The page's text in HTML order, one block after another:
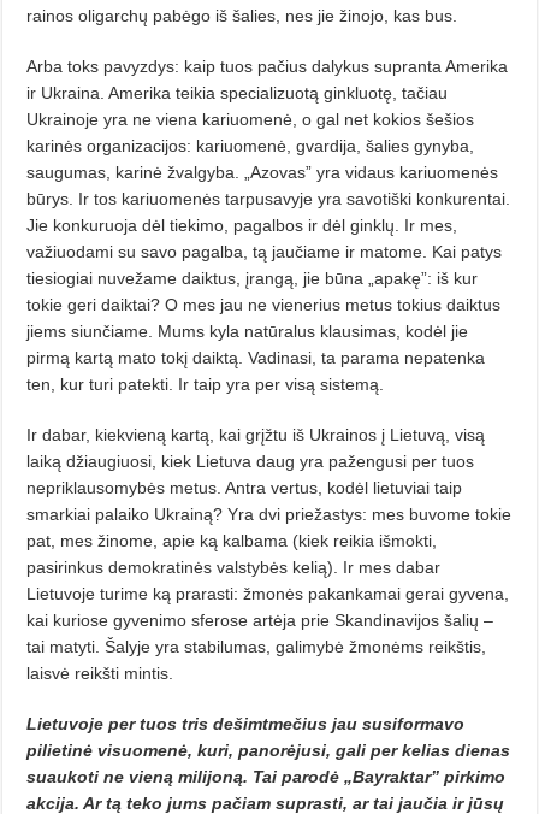
rainos oligarchų pabėgo iš šalies, nes jie žinojo, kas bus.
Arba toks pavyzdys: kaip tuos pačius dalykus supranta Amerika
ir Ukraina. Amerika teikia specializuotą ginkluotę, tačiau
Ukrainoje yra ne viena kariuomenė, o gal net kokios šešios
karinės organizacijos: kariuomenė, gvardija, šalies gynyba,
saugumas, karinė žvalgyba. „Azovas” yra vidaus kariuomenės
būrys. Ir tos kariuomenės tarpusavyje yra savotiški konkurentai.
Jie konkuruoja dėl tiekimo, pagalbos ir dėl ginklų. Ir mes,
važiuodami su sa­vo pagalba, tą jaučiame ir matome. Kai patys
tiesiogiai nuvežame daiktus, įrangą, jie būna „apakę”: iš kur
tokie geri daiktai? O mes jau ne vienerius metus tokius daiktus
jiems siunčiame. Mums kyla natūralus klausimas, kodėl jie
pirmą kartą mato tokį daiktą. Vadi­nasi, ta parama nepatenka
ten, kur turi patekti. Ir taip yra per visą sistemą.
Ir dabar, kiekvieną kartą, kai grįžtu iš Ukrainos į Lietuvą, visą
laiką džiaugiuosi, kiek Lietuva daug yra pažengusi per tuos
nepriklausomybės metus. Antra vertus, kodėl lietuviai taip
smarkiai palaiko Ukrainą? Yra dvi priežastys: mes buvome tokie
pat, mes žinome, apie ką kalbama (kiek reikia išmokti,
pasirinkus demokratinės valstybės kelią). Ir mes dabar
Lietuvoje turime ką prarasti: žmonės pakankamai gerai gyvena,
kai kuriose gyvenimo sferose artėja prie Skandinavijos šalių –
tai matyti. Šalyje yra stabilumas, galimybė žmonėms reikštis,
laisvė reikšti mintis.
Lietuvoje per tuos tris dešimtmečius jau susiformavo
pilietinė visuome­nė, kuri, panorėjusi, gali per kelias dienas
suaukoti ne vieną milijoną. Tai parodė „Bayraktar” pirkimo
akcija. Ar tą teko jums pačiam suprasti, ar tai jaučia ir jūsų